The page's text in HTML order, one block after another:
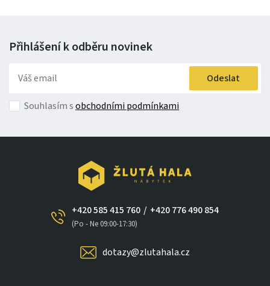
Přihlášení k odběru novinek
Odeslat
Souhlasím sobchodními podmínkami
+420 585 415 760
(Po - Ne 09:00-17:30)
/ +420 776 490 854
dotazy@zlutahala.cz